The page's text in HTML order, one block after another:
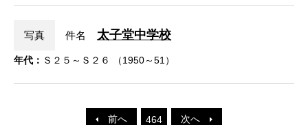
写真 件名 太子堂中学校
年代： Ｓ２５～Ｓ２６ （1950～51）
前へ 464 次へ